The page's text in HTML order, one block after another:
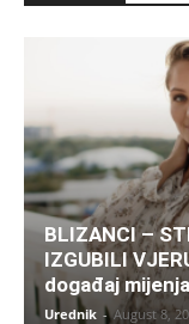
BLIZANCI –
IZGUBILI
događaj
Urednik - August 8,